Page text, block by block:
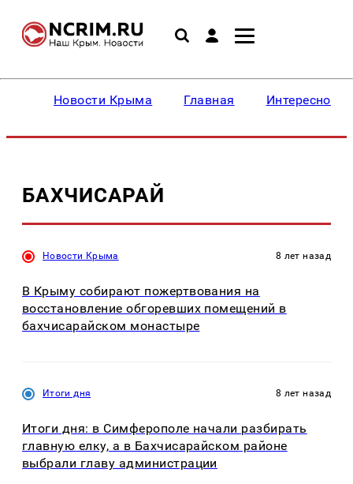
Новости Крыма Главная Интересное
БАХЧИСАРАЙ
Новости Крыма 8 лет назад
В Крыму собирают пожертвования на
восстановление обгоревших помещений в
бахчисарайском монастыре
Итоги дня 8 лет назад
Итоги дня: в Симферополе начали разбирать
главную елку, а в Бахчисарайском районе
выбрали главу администрации